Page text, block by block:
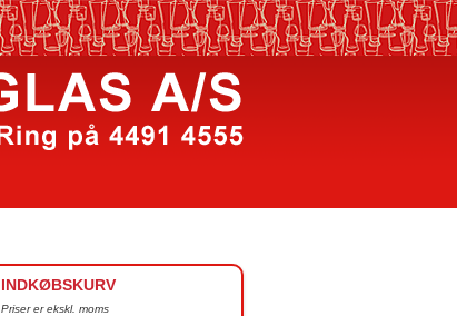
INDKØBSKURV
Priser er ekskl. moms